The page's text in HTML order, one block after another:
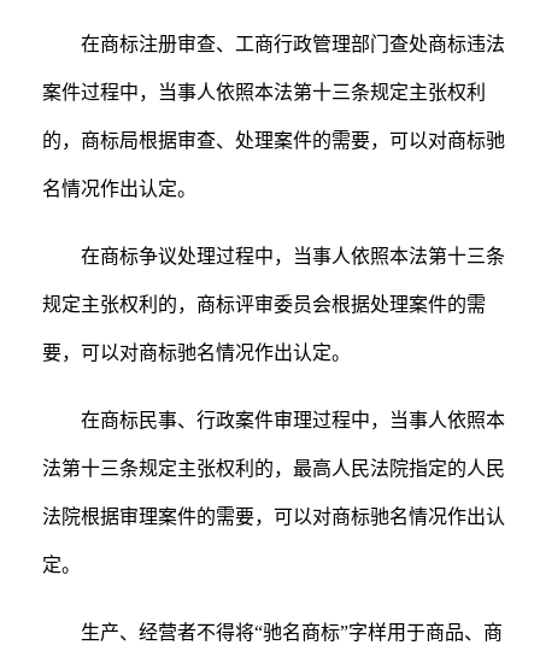
在商标注册审查、工商行政管理部门查处商标违法
案件过程中，当事人依照本法第十三条规定主张权利
的，商标局根据审查、处理案件的需要，可以对商标驰
名情况作出认定。
在商标争议处理过程中，当事人依照本法第十三条
规定主张权利的，商标评审委员会根据处理案件的需
要，可以对商标驰名情况作出认定。
在商标民事、行政案件审理过程中，当事人依照本
法第十三条规定主张权利的，最高人民法院指定的人民
法院根据审理案件的需要，可以对商标驰名情况作出认
定。
生产、经营者不得将“驰名商标”字样用于商品、商